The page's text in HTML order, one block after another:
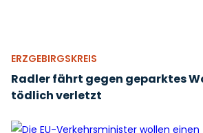
ERZGEBIRGSKREIS
Radler fährt gegen geparktes
tödlich verletzt